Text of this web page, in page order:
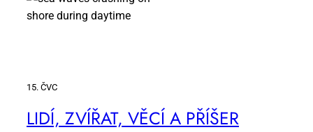
15. ČVC
LI­DÍ, ZVÍ­ŘAT, VĚ­CÍ A PŘÍ­ŠER